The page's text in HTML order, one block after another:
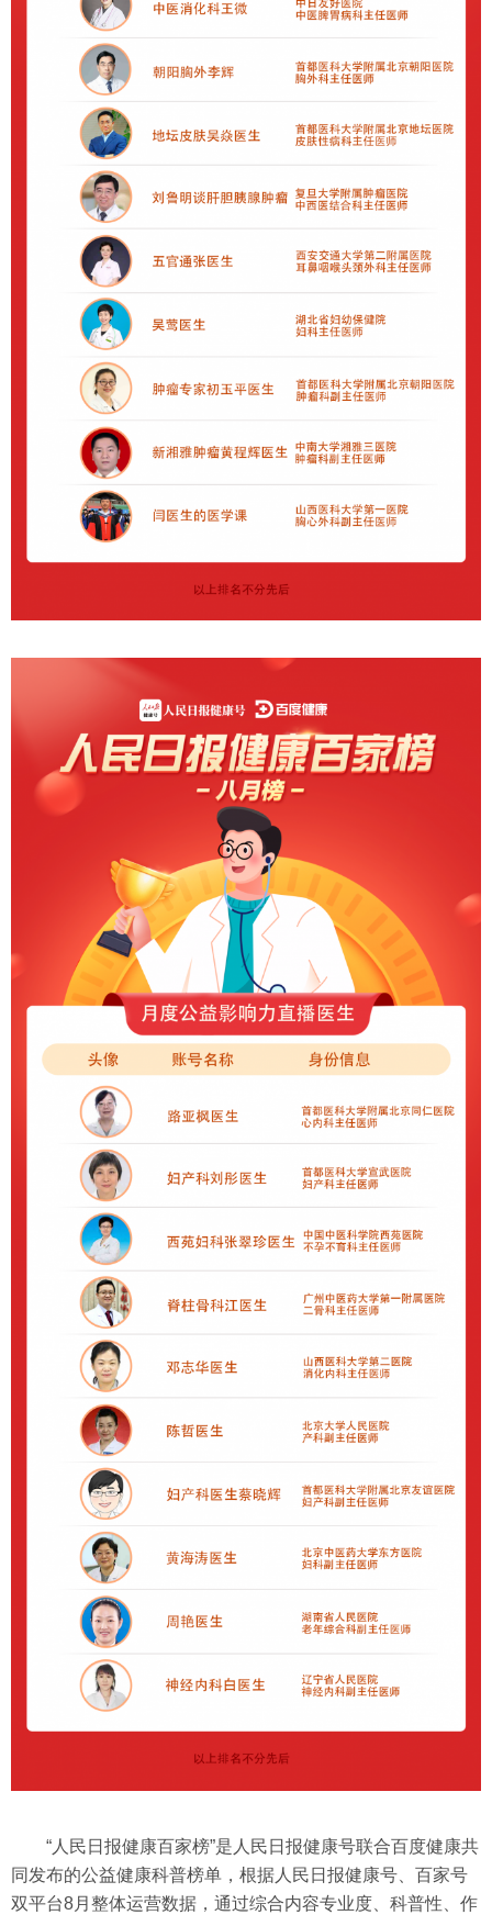
“人民日报健康百家榜”是人民日报健康号联合百度健康共
同发布的公益健康科普榜单，根据人民日报健康号、百家号
双平台8月整体运营数据，通过综合内容专业度、科普性、作